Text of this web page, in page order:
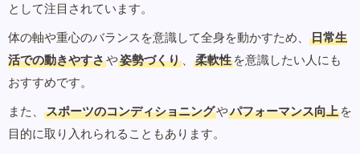
として注目されています。
体の軸や重心のバランスを意識して全身を動かすため、
日常生
活での動きやすさや姿勢づくり 、 柔軟性 を意識したい人にも
おすすめです。
また、
スポーツのコンディショニングやパフォーマンス向上 を
目的に取り入れられることもあります。